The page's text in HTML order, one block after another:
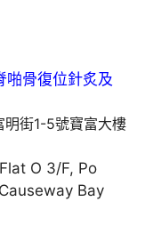
明街1-5號寶富大樓
O 3/F, Po
Bay